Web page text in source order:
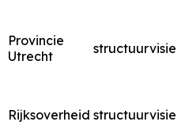
Provincie
Utrecht
structuurvisie
Rijksoverheid structuurvisie